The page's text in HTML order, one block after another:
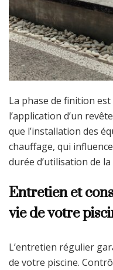
La phase de finition
l’application d’un
que l’installation des
chauffage, qui
durée d’utilisation de la
Entretien et
vie de votre
L’entretien régulier
de votre piscine.